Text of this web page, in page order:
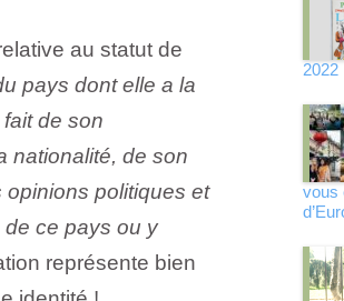
au statut de
pays dont elle a la
de son
nationalité, de son
politiques et
ce pays ou y
représente bien
2022
vous